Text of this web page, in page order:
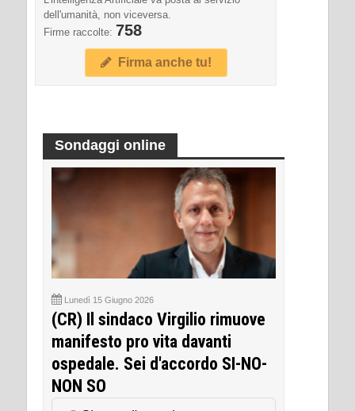
dell'umanità, non viceversa.
Firme raccolte: 758
Firma anche tu!
Sondaggi online
Lunedì 15 Giugno 2026
(CR) Il sindaco Virgilio rimuove
manifesto pro vita davanti
ospedale. Sei d'accordo SI-NO-
NON SO